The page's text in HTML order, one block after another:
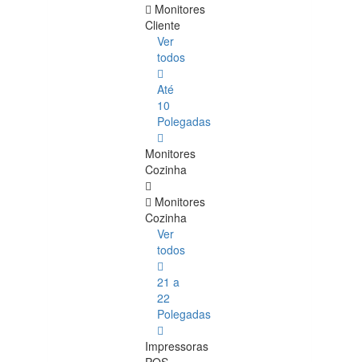
Monitores
Cliente
Ver
todos
Até
10
Polegadas
Monitores
Cozinha
Monitores
Cozinha
Ver
todos
21 a
22
Polegadas
Impressoras